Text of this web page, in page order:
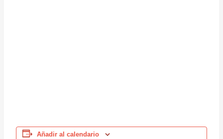
Añadir al calendario